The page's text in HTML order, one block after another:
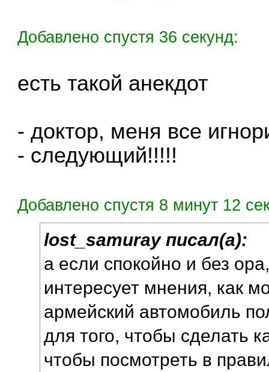
Добавлено спустя 36 секунд:
есть такой анекдот
- доктор, меня все
- следующий!!!!!
Добавлено спустя 8 минут 12
lost_samuray писал(а):
а если спокойно и без
интересует мнения, как
армейский автомобиль
для того, чтобы сделать
чтобы посмотреть в